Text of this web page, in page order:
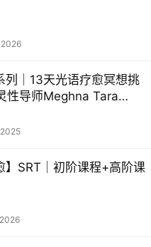
列｜13天光语疗愈冥想挑
性导师Meghna Tara
】SRT｜初阶课程+高阶课